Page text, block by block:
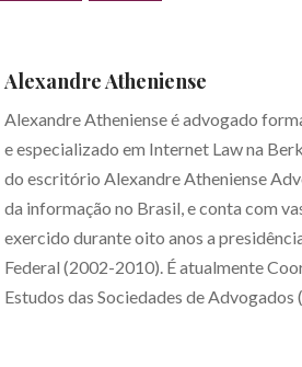
Alexandre Atheniense
Alexandre Atheniense é advogado
e especializado em Internet Law na
do escritório Alexandre Atheniense
da informação no Brasil, e conta com
exercido durante oito anos a
Federal (2002-2010). É atualmente
Estudos das Sociedades de Advogados